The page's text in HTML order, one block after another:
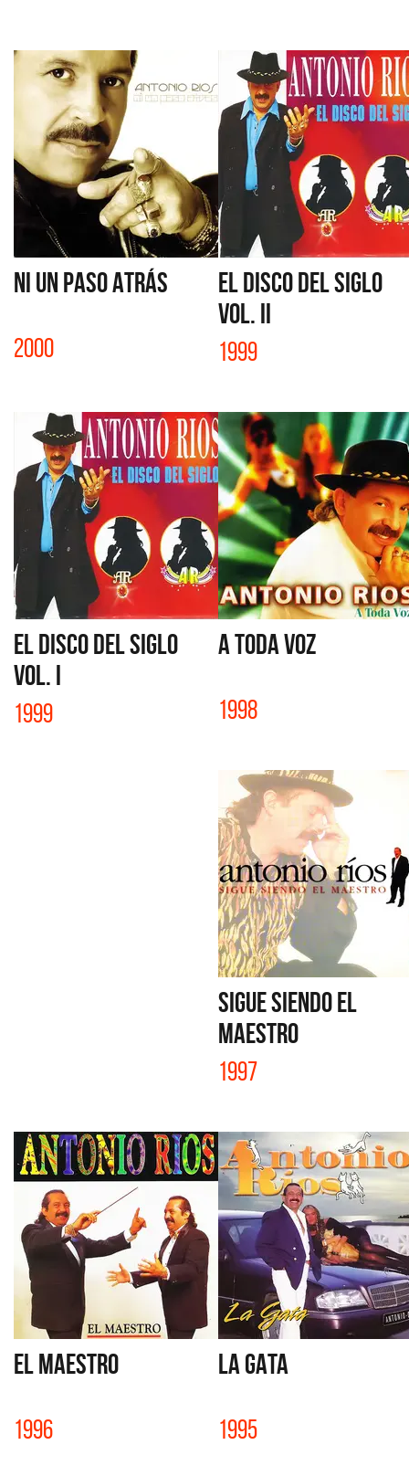
NI UN PASO ATRÁS
2000
EL DISCO DEL SIGLO
VOL. II
1999
EL DISCO DEL SIGLO
VOL. I
1999
A TODA VOZ
1998
SIGUE SIENDO EL
MAESTRO
1997
EL MAESTRO
1996
LA GATA
1995